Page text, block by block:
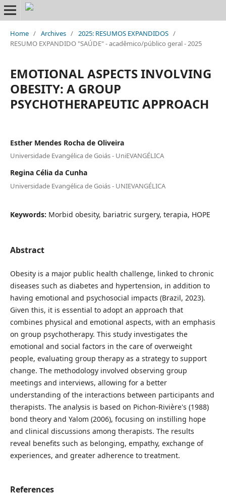
Home / Archives / 2025: RESUMOS EXPANDIDOS /
RESUMO EXPANDIDO "SAÚDE" - acadêmico/público geral - 2025
EMOTIONAL ASPECTS INVOLVING
OBESITY: A GROUP
PSYCHOTHERAPEUTIC APPROACH
Esther Mendes Rocha de Oliveira
Universidade Evangélica de Goiás - UniEVANGÉLICA
Regina Célia da Cunha
Universidade Evangélica de Goiás - UNIEVANGÉLICA
Keywords: Morbid obesity, bariatric surgery, terapia, HOPE
Abstract
Obesity is a major public health challenge, linked to chronic
diseases such as diabetes and hypertension, in addition to
having emotional and psychosocial impacts (Brazil, 2023).
Given this, it is essential to adopt an approach that
combines physical and emotional aspects, with an emphasis
on group psychotherapy. This study investigates the
emotional and social factors in the care of overweight
people, evaluating group therapy as a strategy to support
change. The methodology involved observing group
meetings and interviews, allowing for a better
understanding of the interactions between participants and
therapists. The analysis is based on Pichon-Rivière's (1988)
bond theory and Yalom (2006), focusing on instilling hope
and clinical discussions among therapists. The results
reveal benefits such as belonging, empathy, exchange of
experiences, and greater adherence to treatment.
References